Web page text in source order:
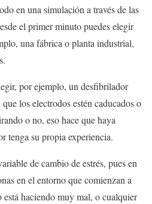
en una simulación a través de las
el primer minuto puedes elegir
una fábrica o planta industrial,
por ejemplo, un desfibrilador
los electrodos estén caducados o
o no, eso hace que haya
tenga su propia experiencia.
de cambio de estrés, pues en
en el entorno que comienzan a
haciendo muy mal, o cualquier